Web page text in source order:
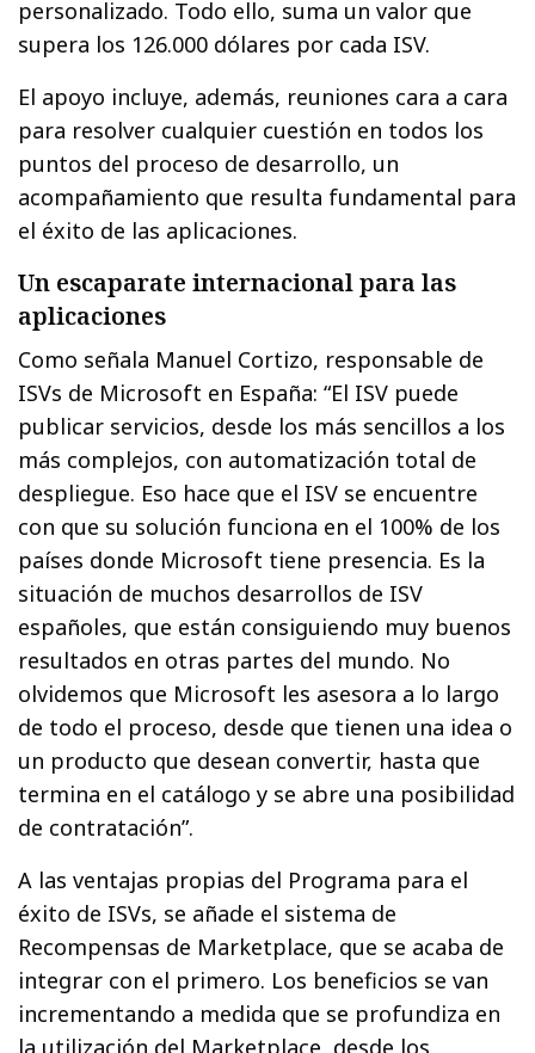
personalizado. Todo ello, suma un valor que
supera los 126.000 dólares por cada ISV.
El apoyo incluye, además, reuniones cara a cara
para resolver cualquier cuestión en todos los
puntos del proceso de desarrollo, un
acompañamiento que resulta fundamental para
el éxito de las aplicaciones.
Un escaparate internacional para las
aplicaciones
Como señala Manuel Cortizo, responsable de
ISVs de Microsoft en España: “El ISV puede
publicar servicios, desde los más sencillos a los
más complejos, con automatización total de
despliegue. Eso hace que el ISV se encuentre
con que su solución funciona en el 100% de los
países donde Microsoft tiene presencia. Es la
situación de muchos desarrollos de ISV
españoles, que están consiguiendo muy buenos
resultados en otras partes del mundo. No
olvidemos que Microsoft les asesora a lo largo
de todo el proceso, desde que tienen una idea o
un producto que desean convertir, hasta que
termina en el catálogo y se abre una posibilidad
de contratación”.
A las ventajas propias del Programa para el
éxito de ISVs, se añade el sistema de
Recompensas de Marketplace, que se acaba de
integrar con el primero. Los beneficios se van
incrementando a medida que se profundiza en
la utilización del Marketplace, desde los